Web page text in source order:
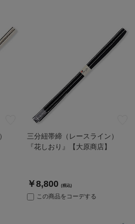
三分紐帯締（レースライン）
『花しおり』【大原商店】
￥8,800 (税込)
この商品をコーデする